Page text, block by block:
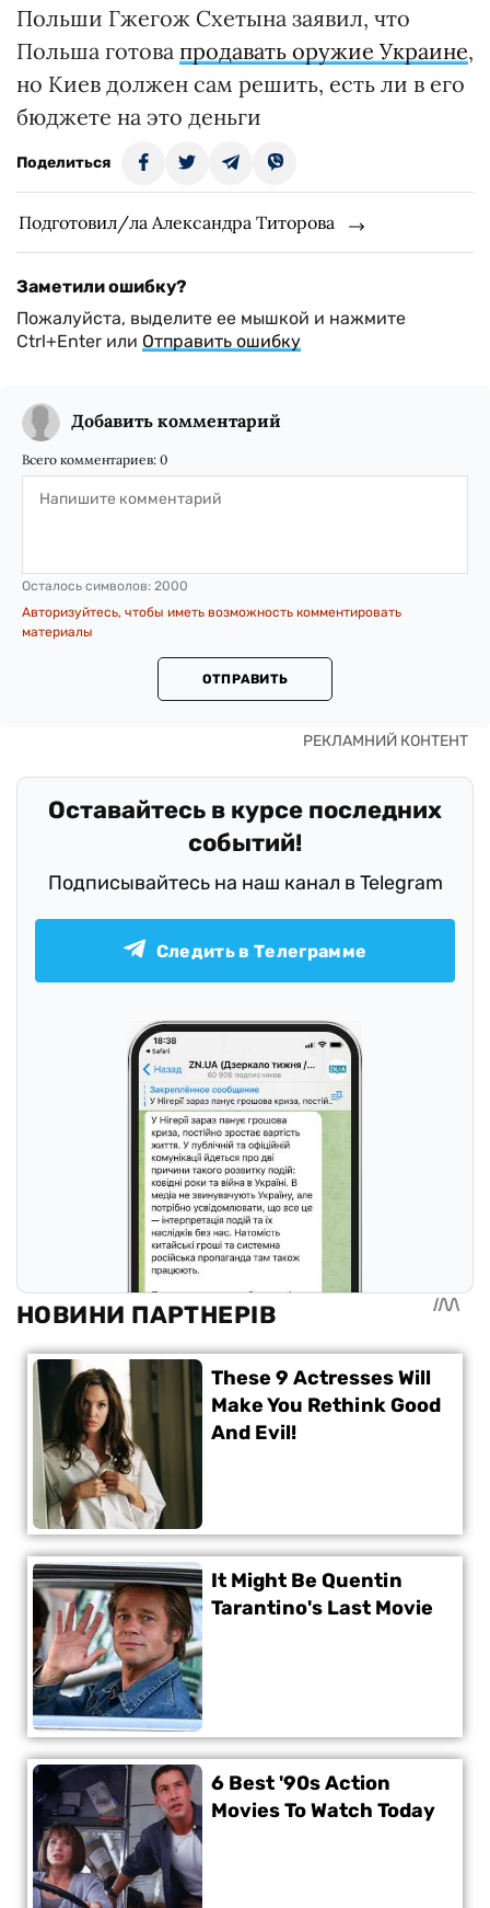
Польши Гжегож Схетына заявил, что
Польша готова продавать оружие Украине,
но Киев должен сам решить, есть ли в его
бюджете на это деньги
Поделиться
Подготовил/ла Александра Титорова
Заметили ошибку?
Пожалуйста, выделите ее мышкой и нажмите
Ctrl+Enter или Отправить ошибку
Добавить комментарий
Всего комментариев: 0
Осталось символов: 2000
Авторизуйтесь, чтобы иметь возможность комментировать
материалы
ОТПРАВИТЬ
Оставайтесь в курсе последних
событий!
Подписывайтесь на наш канал в Telegram
Следить в Телеграмме